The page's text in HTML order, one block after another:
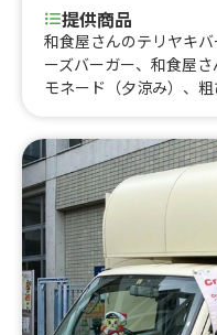
提供商品
和食屋さんのテリヤキ
ーズバーガー、和食屋
モネード（夕涼み）、
ル（夕涼み）、缶ビー
み）、瀬戸内レモンか
み」）、サツマイモステ
ュレ、カレーまぜうど
りフワ雪かき氷、チュロ
ール、レモンサワー、ハ
トフライ、瀬戸内レモネ
サンド、とろ〜り卵のオ